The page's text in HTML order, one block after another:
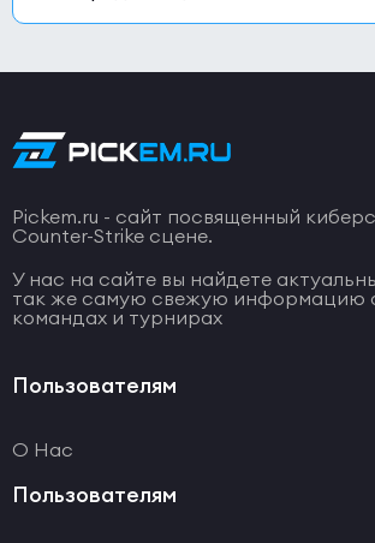
Pickem.ru - сайт посвященный
Counter-Strike сцене.
У нас на сайте вы найдете
так же самую свежую информацию
командах и турнирах
Пользователям
О Нас
Пользователям